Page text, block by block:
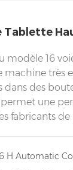
Tablette
modèle 16
machine
des
une
fabricants
H Automatic